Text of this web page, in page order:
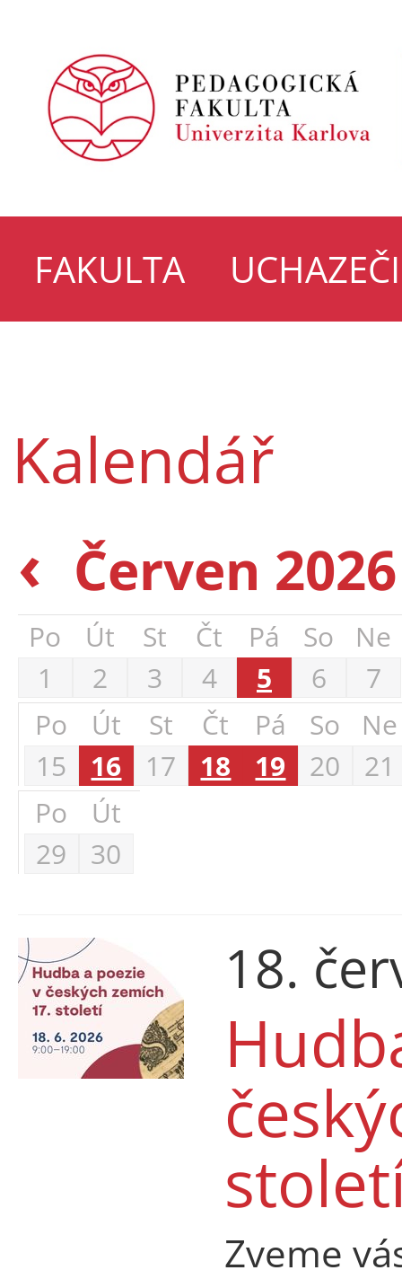
FAKULTA UCHAZEČI
Kalendář
‹ Červen
Po Út St Čt Pá So
Ne
1
2 3 4 5 6
7
Po
Út St Čt Pá So
Ne
15
16 17 18 19 20
21
Po
Út
29
30
18.
Zveme